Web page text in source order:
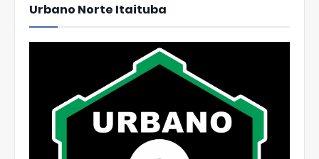
Urbano Norte Itaituba